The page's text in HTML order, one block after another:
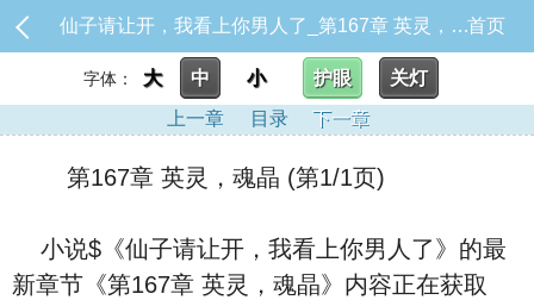
仙子请让开，我看上你男人了_第167章 英灵，魂晶首页
字体： 大 中 小 护眼
关灯
上一章
目录 下一章
第167章 英灵，魂晶 (第1/1页)
小说$《仙子请让开，我看上你男人了》的最
新章节《第167章 英灵，魂晶》内容正在获取